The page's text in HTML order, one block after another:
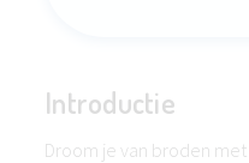
Introductie
Droom je van broden